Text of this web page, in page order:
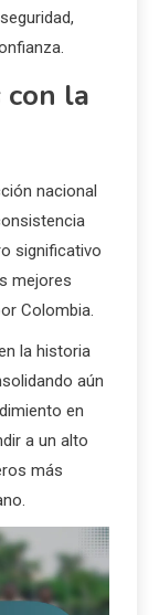
con la
nacional
significativo
mejores
Colombia.
la historia
aún
en
a un alto
más